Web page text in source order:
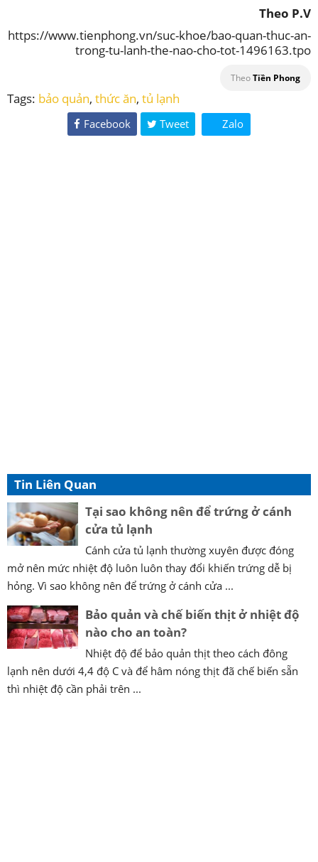
Theo P.V
https://www.tienphong.vn/suc-khoe/bao-quan-thuc-an-
trong-tu-lanh-the-nao-cho-tot-1496163.tpo
TheoTiền Phong
Tags: bảo quản, thức ăn, tủ lạnh
Facebook Tweet Zalo
Tin Liên Quan
Tại sao không nên để trứng ở cánh
cửa tủ lạnh
Cánh cửa tủ lạnh thường xuyên được đóng
mở nên mức nhiệt độ luôn luôn thay đổi khiến trứng dễ bị
hỏng. Vì sao không nên để trứng ở cánh cửa ...
Bảo quản và chế biến thịt ở nhiệt độ
nào cho an toàn?
Nhiệt độ để bảo quản thịt theo cách đông
lạnh nên dưới 4,4 độ C và để hâm nóng thịt đã chế biến sẵn
thì nhiệt độ cần phải trên ...